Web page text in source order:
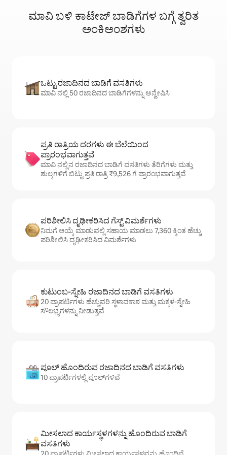
ಮಾವಿ ಬಳಿ ಕಾಟೇಜ್ ಬಾಡಿಗೆಗಳ ಬಗ್ಗೆ ತ್ವರಿತ
ಅಂಕಿಅಂಶಗಳು
ಒಟ್ಟು ರಜಾದಿನದ ಬಾಡಿಗೆ ವಸತಿಗಳು
ಮಾವಿ ನಲ್ಲಿ 50 ರಜಾದಿನದ ಬಾಡಿಗೆಗಳನ್ನು ಅನ್ವೇಷಿಸಿ
ಪ್ರತಿ ರಾತ್ರಿಯ ದರಗಳು ಈ ಬೆಲೆಯಿಂದ
ಪ್ರಾರಂಭವಾಗುತ್ತವೆ
ಮಾವಿ ನಲ್ಲಿನ ರಜಾದಿನದ ಬಾಡಿಗೆ ವಸತಿಗಳು ತೆರಿಗೆಗಳು ಮತ್ತು
ಶುಲ್ಕಗಳಿಗೆ ಬಿಟ್ಟು ಪ್ರತಿ ರಾತ್ರಿ ₹9,526 ಗೆ ಪ್ರಾರಂಭವಾಗುತ್ತವೆ
ಪರಿಶೀಲಿಸಿ ದೃಢೀಕರಿಸಿದ ಗೆಸ್ಟ್ ವಿಮರ್ಶೆಗಳು
ನಿಮಗೆ ಆಯ್ಕೆ ಮಾಡುವಲ್ಲಿ ಸಹಾಯ ಮಾಡಲು 7,360 ಕ್ಕಿಂತ ಹೆಚ್ಚು
ಪರಿಶೀಲಿಸಿ ದೃಢೀಕರಿಸಿದ ವಿಮರ್ಶೆಗಳು
ಕುಟುಂಬ-ಸ್ನೇಹಿ ರಜಾದಿನದ ಬಾಡಿಗೆ ವಸತಿಗಳು
20 ಪ್ರಾಪರ್ಟಿಗಳು ಹೆಚ್ಚುವರಿ ಸ್ಥಳಾವಕಾಶ ಮತ್ತು ಮಕ್ಕಳ-ಸ್ನೇಹಿ
ಸೌಲಭ್ಯಗಳನ್ನು ನೀಡುತ್ತವೆ
ಪೂಲ್ ಹೊಂದಿರುವ ರಜಾದಿನದ ಬಾಡಿಗೆ ವಸತಿಗಳು
10 ಪ್ರಾಪರ್ಟಿಗಳಲ್ಲಿ ಪೂಲ್‌‌‌‌‌‌‌‌‌ಗಳಿವೆ
ಮೀಸಲಾದ ಕಾರ್ಯಸ್ಥಳಗಳನ್ನು ಹೊಂದಿರುವ ಬಾಡಿಗೆ
ವಸತಿಗಳು